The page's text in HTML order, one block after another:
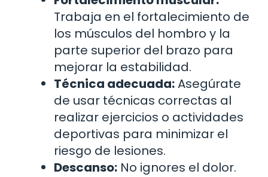
Trabaja en el fortalecimiento de
los músculos del hombro y la
parte superior del brazo para
mejorar la estabilidad.
Técnica adecuada:Asegúrate
de usar técnicas correctas al
realizar ejercicios o actividades
deportivas para minimizar el
riesgo de lesiones.
Descanso: No ignores el dolor.